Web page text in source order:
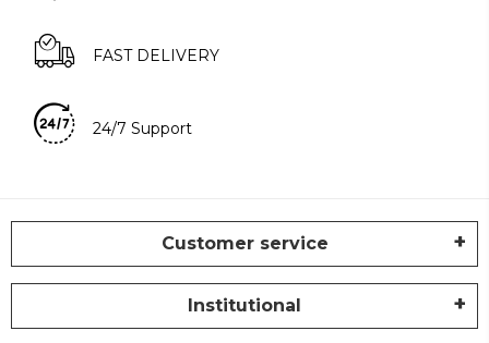
FAST DELIVERY
24/7 Support
Customer service
Institutional